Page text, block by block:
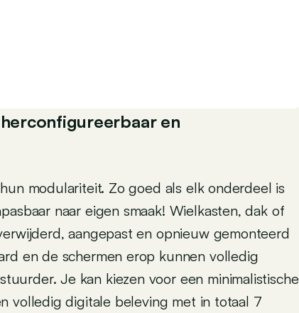
en
modulariteit. Zo goed als elk onderdeel is
naar eigen smaak! Wielkasten, dak of
aangepast en opnieuw gemonteerd
en de schermen erop kunnen volledig
Je kan kiezen voor een minimalistische
volledig digitale beleving met in totaal 7